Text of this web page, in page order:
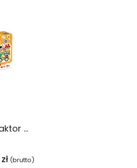
Puzzle 24 Moto Traktor CzuCzu
zł (brutto)